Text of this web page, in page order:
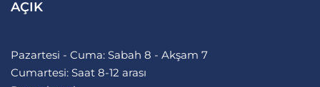
AÇIK
Pazartesi - Cuma: Sabah 8 - Akşam 7
Cumartesi: Saat 8-12 arası